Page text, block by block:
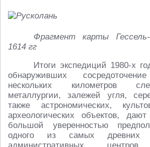
Фрагмент карты
1614 гг
Итоги экспедиций 1980-х
обнаруживших
нескольких километров
металлургии, залежей угля,
также астрономических,
археологических объектов,
большой уверенностью
одного из самых древних